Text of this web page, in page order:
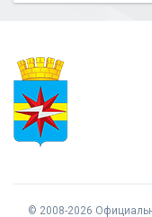
© 2008-2026